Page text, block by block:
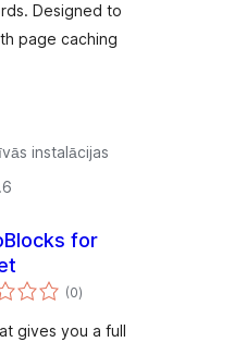
Designed to
page caching
instalācijas
for
(0vērtējumu
kopsumma
)
gives you a full